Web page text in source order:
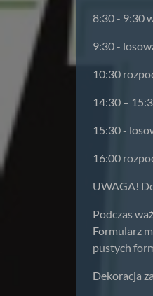
8:30 - 9:30
9:30 -
10:30
14:30 –
15:30 -
16:00
UWAGA!
Podczas
Formularz
pustych
Dekoracja